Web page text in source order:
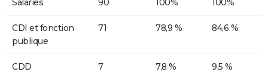
Salariés 90 100% 100%
CDI et fonction
publique
71 78,9 % 84,6 %
CDD 7 7,8 % 9,5 %